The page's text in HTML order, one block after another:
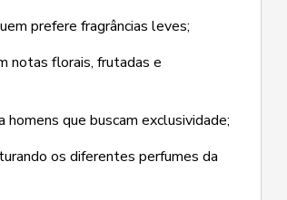
prefere fragrâncias leves;
notas florais, frutadas e
que buscam exclusividade;
os diferentes perfumes da